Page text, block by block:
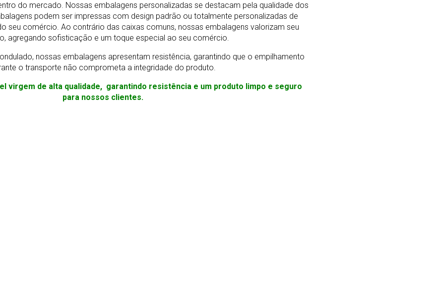
do mercado. Nossas embalagens personalizadas se destacam pela qualidade dos
podem ser impressas com design padrão ou totalmente personalizadas de
seu comércio. Ao contrário das caixas comuns, nossas embalagens valorizam seu
agregando sofisticação e um toque especial ao seu comércio.
nossas embalagens apresentam resistência, garantindo que o empilhamento
o transporte não comprometa a integridade do produto.
virgem de alta qualidade, garantindo resistência e um produto limpo e seguro
para nossos clientes.